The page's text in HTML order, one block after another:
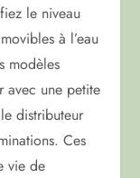
le niveau
à l’eau
modèles
avec une petite
distributeur
Ces
vie de